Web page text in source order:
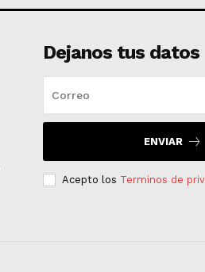
Dejanos tus datos
ENVIAR
Acepto los Terminos de